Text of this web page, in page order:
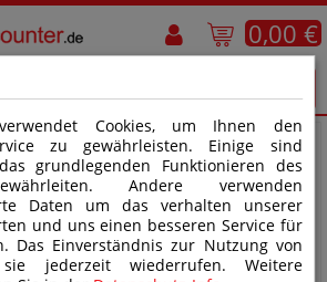
Cookies, um Ihnen den
zu gewährleisten. Einige sind
grundlegenden Funktionieren des
Andere verwenden
Daten um das verhalten unserer
und uns einen besseren Service für
Das Einverständnis zur Nutzung von
jederzeit wiederrufen. Weitere
0,00 €